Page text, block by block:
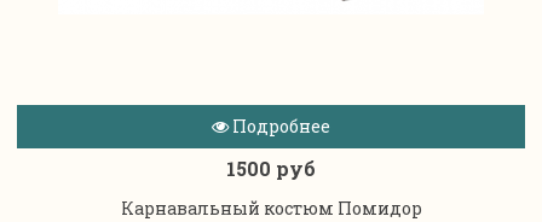
Подробнее
1500 руб
Карнавальный костюм Помидор